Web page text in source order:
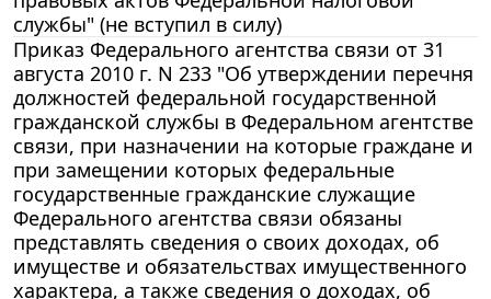
службы" (не вступил в силу)
Приказ Федерального агентства связи от 31
августа 2010 г. N 233 "Об утверждении перечня
должностей федеральной государственной
гражданской службы в Федеральном агентстве
связи, при назначении на которые граждане и
при замещении которых федеральные
государственные гражданские служащие
Федерального агентства связи обязаны
представлять сведения о своих доходах, об
имуществе и обязательствах имущественного
характера, а также сведения о доходах, об